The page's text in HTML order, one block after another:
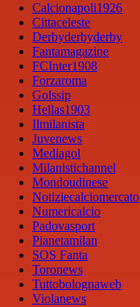
Calcionapoli1926
Cittaceleste
Derbyderbyderby
Fantamagazine
FCInter1908
Forzaroma
Golssip
Hellas1903
Ilmilanista
Juvenews
Mediagol
Milanistichannel
Mondoudinese
Notiziecalciomercato
Numericalcio
Padovasport
Pianetamilan
SOS Fanta
Toronews
Tuttobolognaweb
Violanews